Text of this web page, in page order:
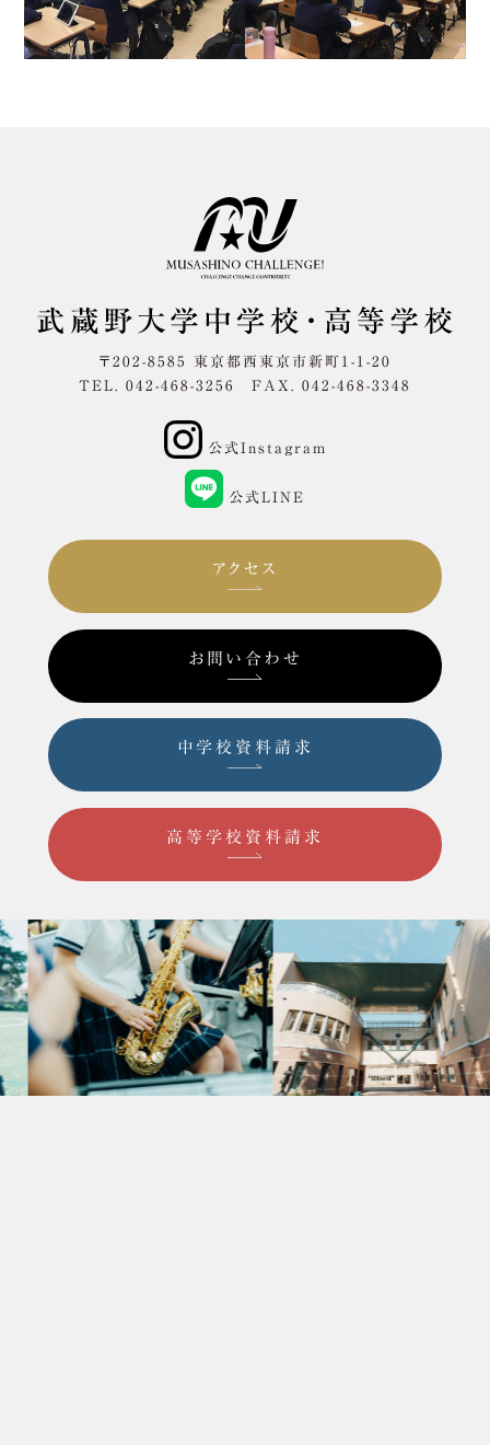
〒202-8585 東京都西東京市新町1-1-20
TEL. 042-468-3256 FAX. 042-468-3348
公式Instagram
公式LINE
アクセス
お問い合わせ
中学校資料請求
高等学校資料請求